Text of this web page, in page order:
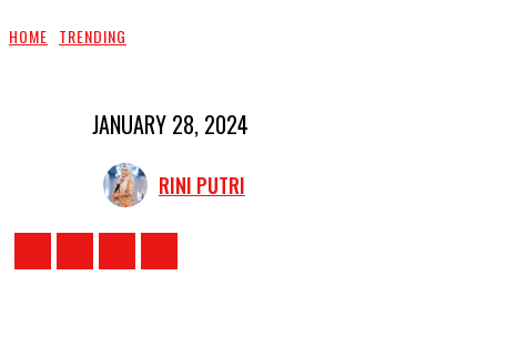
HOME TRENDING
JANUARY 28, 2024
RINI PUTRI